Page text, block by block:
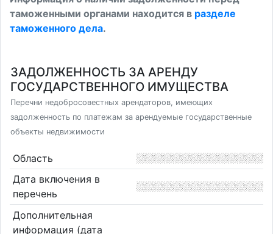
таможенными органами находится в разделе
таможенного дела.
ЗАДОЛЖЕННОСТЬ ЗА АРЕНДУ
ГОСУДАРСТВЕННОГО ИМУЩЕСТВА
Перечни недобросовестных арендаторов, имеющих
задолженность по платежам за арендуемые государственные
объекты недвижимости
Область
Дата включения в
перечень
Дополнительная
информация (дата